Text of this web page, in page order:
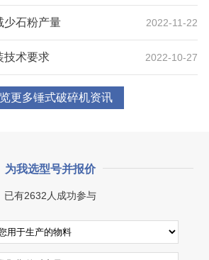
咨询该项目执行经理
集并日产一万吨砂石料生产线
设计产能
少石粉产量 2022-11-22
技术要求 2022-10-27
更多锤式破碎机资讯
为我选型号并报价
已有2632人成功参与